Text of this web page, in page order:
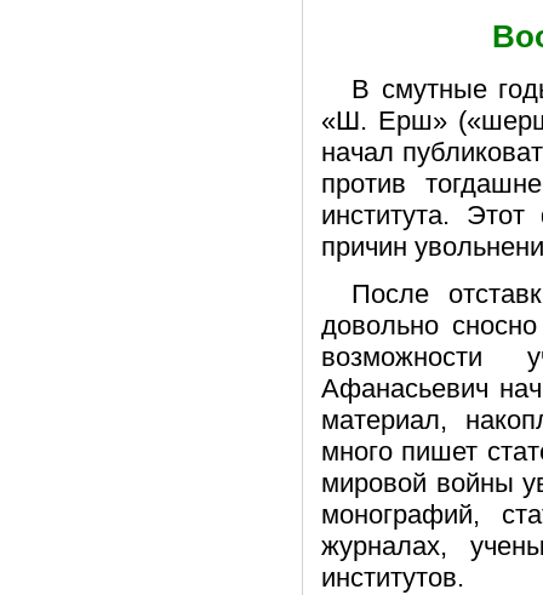
В смутные
«Ш. Ерш»
начал
против
института.
причин
После
довольно
возможности
Афанасьевич
материал,
много пишет
мировой войны
монографий,
журналах,
институтов.